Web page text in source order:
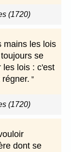
(1720)
mains les lois
se
les lois : c'est
(1720)
dont se